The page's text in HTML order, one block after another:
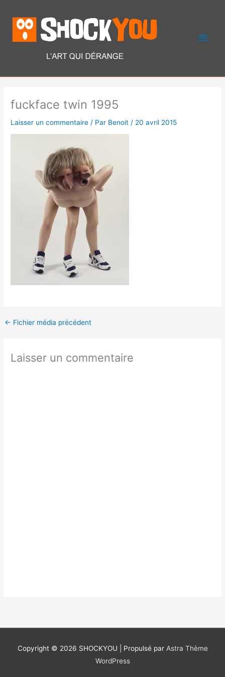
contenu
fuckface twin 1995
Laisser un commentaire / Par Benoit / 20 avril 2015
← Fichier média précédent
Laisser un commentaire
Copyright © 2026 SHOCKYOU | Propulsé par Astra Thème
WordPress